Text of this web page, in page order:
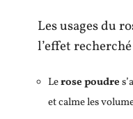
Les usages du
l’effet
Lerose poudre
et calme les